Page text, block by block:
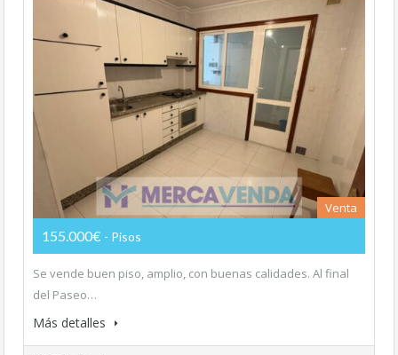
Venta
155.000€ - Pisos
Se vende buen piso, amplio, con buenas calidades. Al final
del Paseo…
Más detalles